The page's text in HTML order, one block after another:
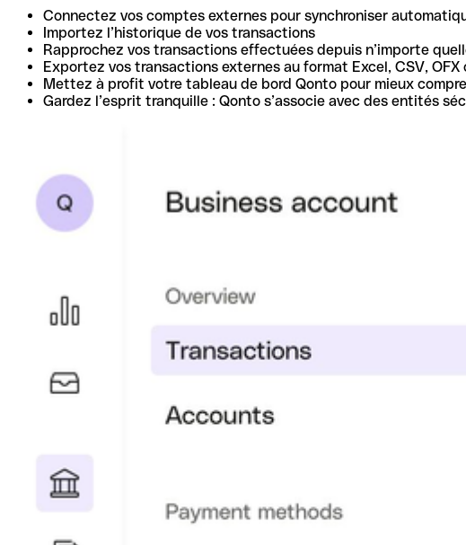
Connectez vos comptes externes pour synchroniser
Importez l’historique de vos transactions
Rapprochez vos transactions effectuées depuis n’importe
Exportez vos transactions externes au format Excel, CSV, OFX
Mettez à profit votre tableau de bord Qonto pour mieux
Gardez l’esprit tranquille : Qonto s’associe avec des entités